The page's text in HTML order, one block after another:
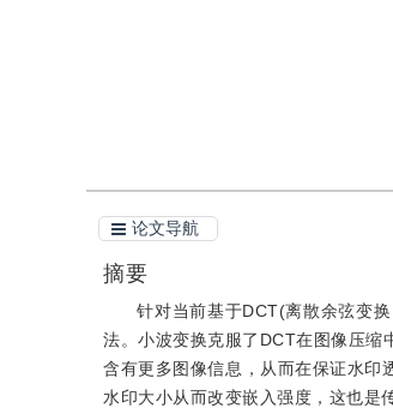
论文导航
摘要
针对当前基于DCT(离散余弦变
法。小波变换克服了DCT在图像压缩
含有更多图像信息，从而在保证水印
水印大小从而改变嵌入强度，这也是